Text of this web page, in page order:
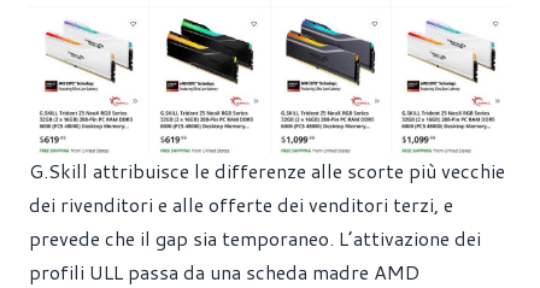
G.Skill attribuisce le differenze alle scorte più vecchie
dei rivenditori e alle offerte dei venditori terzi, e
prevede che il gap sia temporaneo. L’attivazione dei
profili ULL passa da una scheda madre AMD